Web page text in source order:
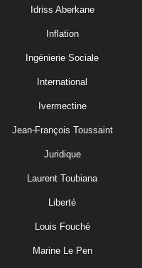
Idriss Aberkane
Inflation
Ingénierie Sociale
International
Ivermectine
Jean-François Toussaint
Juridique
Laurent Toubiana
Liberté
Louis Fouché
Marine Le Pen